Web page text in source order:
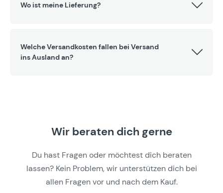
Wo ist meine Lieferung?
Welche Versandkosten fallen bei Versand
ins Ausland an?
Wir beraten dich gerne
Du hast Fragen oder möchtest dich beraten
lassen? Kein Problem, wir unterstützen dich bei
allen Fragen vor und nach dem Kauf.